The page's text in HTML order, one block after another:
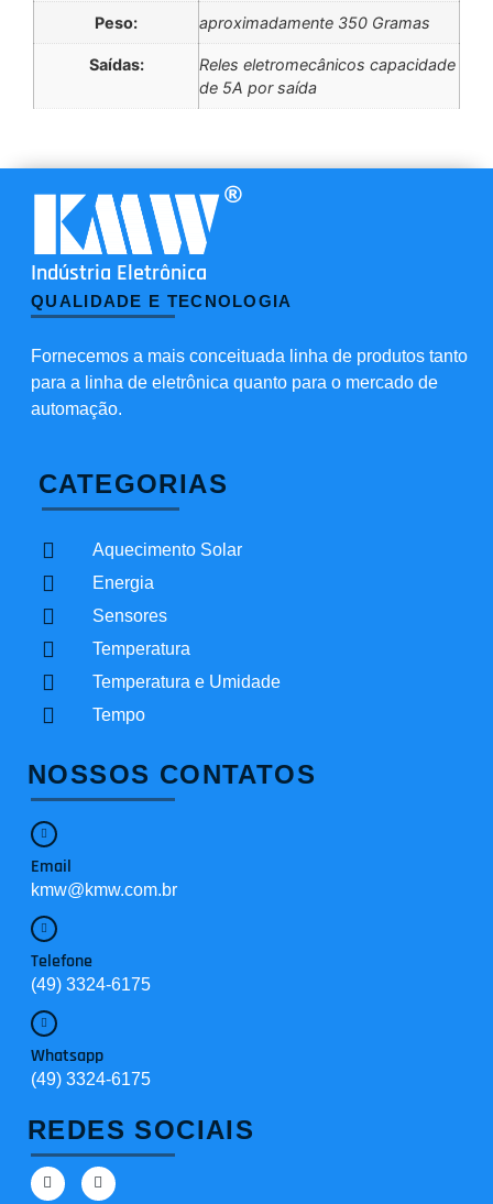
Peso: aproximadamente 350 Gramas
Saídas:
Reles eletromecânicos capacidade
de 5A por saída
Indústria Eletrônica
QUALIDADE E TECNOLOGIA
Fornecemos a mais conceituada linha de produtos tanto
para a linha de eletrônica quanto para o mercado de
automação.
CATEGORIAS
Aquecimento Solar
Energia
Sensores
Temperatura
Temperatura e Umidade
Tempo
NOSSOS CONTATOS
Email
kmw@kmw.com.br
Telefone
(49) 3324-6175
Whatsapp
(49) 3324-6175
REDES SOCIAIS